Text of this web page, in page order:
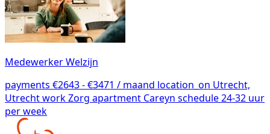
Medewerker Welzijn
payments €2643 - €3471 / maand location_on Utrecht,
UtrechtworkZorg apartment Careyn schedule24-32 uur
per week